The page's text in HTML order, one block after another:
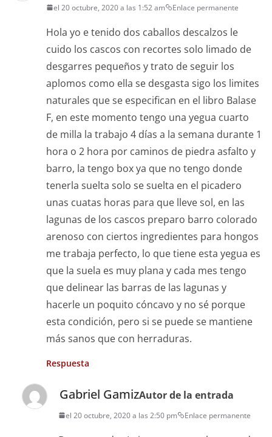
el 20 octubre, 2020 a las 1:52 am Enlace permanente
Hola yo e tenido dos caballos descalzos le
cuido los cascos con recortes solo limado de
desgarres pequeños y trato de seguir los
aplomos como ella se desgasta sigo los limites
naturales que se especifican en el libro Balase
F, en este momento tengo una yegua cuarto
de milla la trabajo 4 días a la semana durante 1
hora o 2 hora por caminos de piedra asfalto y
barro, la tengo box ya que no tengo donde
tenerla suelta solo se suelta en el picadero
unas cuatas horas para que lleve sol, en las
lagunas de los cascos preparo barro colorado
arenoso con ciertos ingredientes para hongos
me trabaja perfecto, lo que tiene esta yegua es
que la suela es muy plana y cada mes tengo
que delinear las barras de las lagunas y
hacerle un poquito cóncavo y no sé porque
esta condición, pero si se puede se mantiene
más sanos que con herraduras.
Respuesta
Gabriel GamizAutor de la entrada
el 20 octubre, 2020 a las 2:50 pm Enlace permanente